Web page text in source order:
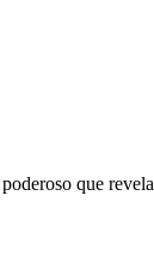
que revela